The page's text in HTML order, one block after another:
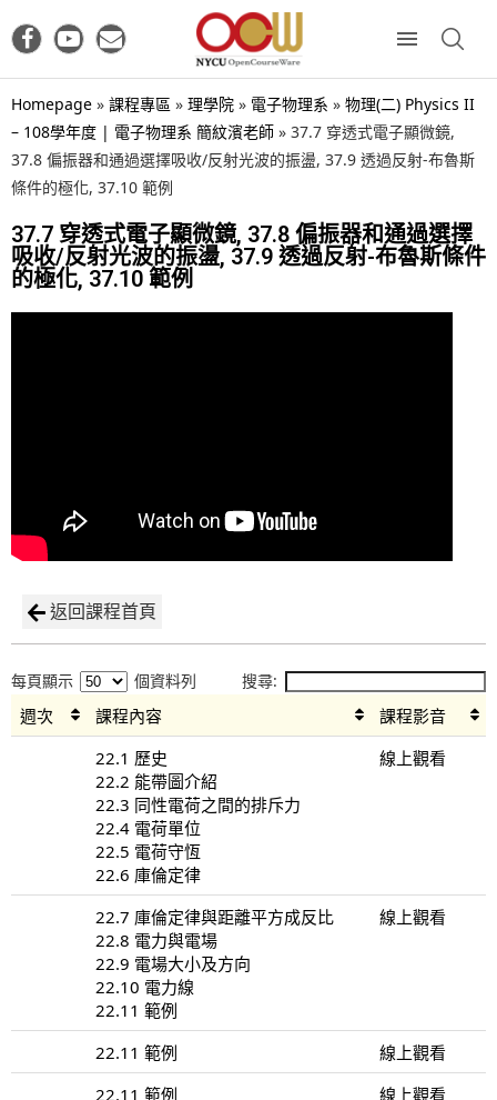
Homepage » 課程專區 » 理學院 » 電子物理系 » 物理(二) Physics II
– 108學年度 | 電子物理系 簡紋濱老師 » 37.7 穿透式電子顯微鏡,
37.8 偏振器和通過選擇吸收/反射光波的振盪, 37.9 透過反射-布魯斯
條件的極化, 37.10 範例
37.7 穿透式電子顯微鏡, 37.8 偏振器和通過選擇
吸收/反射光波的振盪, 37.9 透過反射-布魯斯條件
的極化, 37.10 範例
返回課程首頁
每頁顯示 個資料列 搜尋:
週次 課程內容
課程影音
22.1 歷史
22.2 能帶圖介紹
22.3 同性電荷之間的排斥力
22.4 電荷單位
22.5 電荷守恆
22.6 庫倫定律
線上觀看
22.7 庫倫定律與距離平方成反比
22.8 電力與電場
22.9 電場大小及方向
22.10 電力線
22.11 範例
線上觀看
22.11 範例
線上觀看
22.11 範例
線上觀看